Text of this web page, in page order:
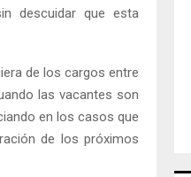
descuidar que esta
de los cargos entre
las vacantes son
en los casos que
de los próximos